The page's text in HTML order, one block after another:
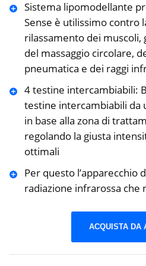
Sistema lipomodellante
Sense è utilissimo contro
rilassamento dei muscoli,
del massaggio circolare,
pneumatica e dei raggi
4 testine intercambiabili:
testine intercambiabili da
in base alla zona di
regolando la giusta
ottimali
Per questo l’apparecchio
radiazione infrarossa che
ACQUISTA DA